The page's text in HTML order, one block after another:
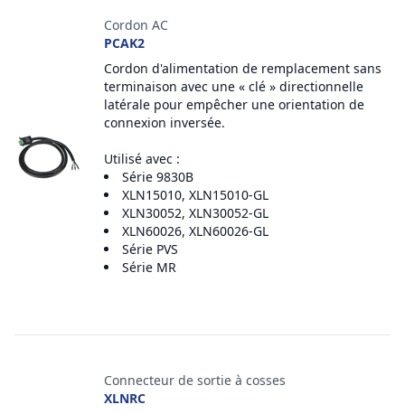
Cordon AC
PCAK2
Cordon d'alimentation de remplacement sans
terminaison avec une « clé » directionnelle
latérale pour empêcher une orientation de
connexion inversée.
Utilisé avec :
Série 9830B
XLN15010, XLN15010-GL
XLN30052, XLN30052-GL
XLN60026, XLN60026-GL
Série PVS
Série MR
Connecteur de sortie à cosses
XLNRC